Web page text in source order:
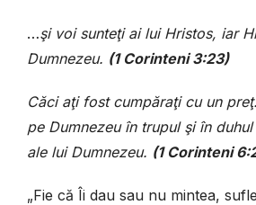
…şi voi sunteţi ai lui Hristos, iar
Dumnezeu. (1 Corinteni 3:23)
Căci aţi fost cumpăraţi cu un
pe Dumnezeu în trupul şi în
ale lui Dumnezeu. (1 Corinteni
„Fie că Îi dau sau nu mintea,